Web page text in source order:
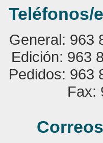
Teléfonos/
General: 963
Edición: 963
Pedidos: 963
Fax: